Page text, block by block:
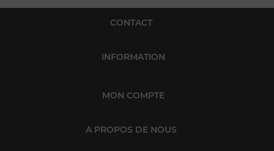
CONTACT
INFORMATION
MON COMPTE
A PROPOS DE NOUS